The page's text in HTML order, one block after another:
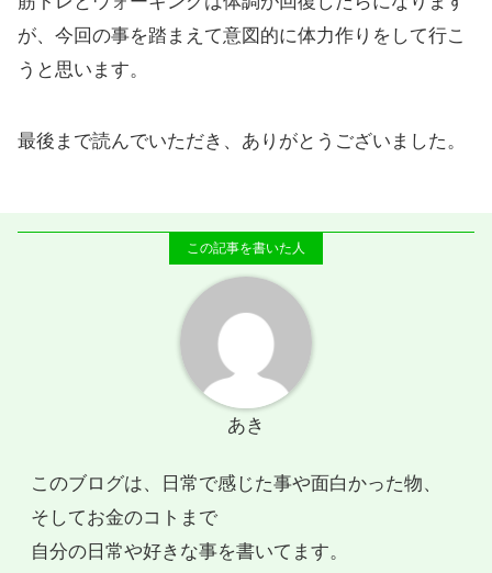
が、今回の事を踏まえて意図的に体力作りをして行こ
うと思います。
最後まで読んでいただき、ありがとうございました。
あき
このブログは、日常で感じた事や面白かった物、
そしてお金のコトまで
自分の日常や好きな事を書いてます。